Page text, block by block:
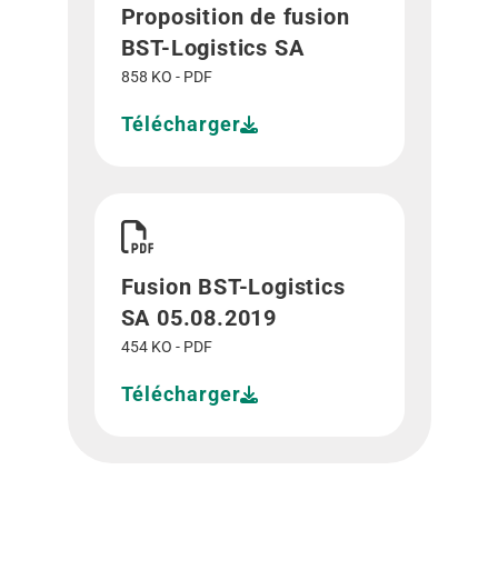
Proposition de fusion
BST-Logistics SA
858 KO - PDF
Télécharger
Fusion BST-Logistics
SA 05.08.2019
454 KO - PDF
Télécharger